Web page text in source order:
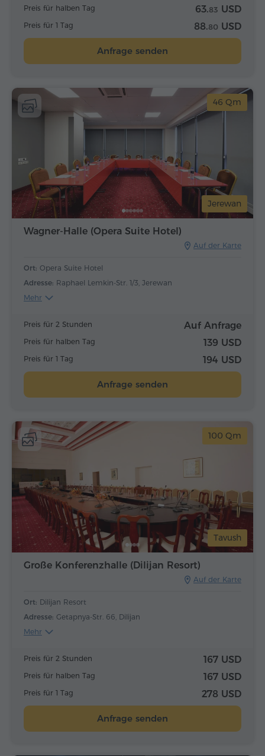
Preis für halben Tag 63.83 USD
Preis für 1 Tag 88.80 USD
Anfrage senden
Jerewan
46 Qm
Wagner-Halle (Opera Suite Hotel)
Auf der Karte
Ort: Opera Suite Hotel
Adresse: Raphael Lemkin-Str. 1/3, Jerewan
Mehr
Preis für 2 Stunden Auf Anfrage
Preis für halben Tag 139 USD
Preis für 1 Tag 194 USD
Anfrage senden
Tavush
100 Qm
Große Konferenzhalle (Dilijan Resort)
Auf der Karte
Ort: Dilijan Resort
Adresse: Getapnya-Str. 66, Dilijan
Mehr
Preis für 2 Stunden 167 USD
Preis für halben Tag 167 USD
Preis für 1 Tag 278 USD
Anfrage senden